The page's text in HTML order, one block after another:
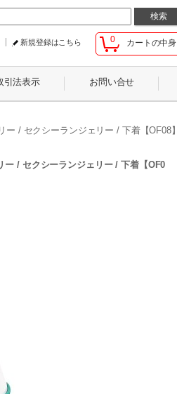
0 カートの中身
新規登録はこちら
引法表示 お問い合せ
/ セクシーランジェリー / 下着【OF08】
ー / セクシーランジェリー / 下着【OF0